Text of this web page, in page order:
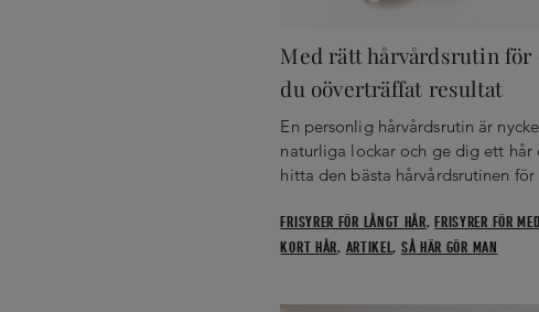
Med rätt hårvårdsrutin för
du oöverträffat resultat
En personlig hårvårdsrutin är
naturliga lockar och ge dig ett hår
hitta den bästa hårvårdsrutinen för
FRISYRER FÖR LÅNGT HÅR,FRISYRER FÖR
KORT HÅR, ARTIKEL, SÅ HÄR GÖR MAN